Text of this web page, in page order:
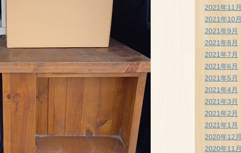
2021年11月
2021年10月
2021年9月
2021年8月
2021年7月
2021年6月
2021年5月
2021年4月
2021年3月
2021年2月
2021年1月
2020年12月
2020年11月